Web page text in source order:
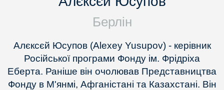
Берлін
Алєксєй Юсупов (Alexey Yusupov) - керівник
Російської програми Фонду ім. Фрідріха
Еберта. Раніше він очолював Представництва
Фонду в М'янмі, Афганістані та Казахстані. Він